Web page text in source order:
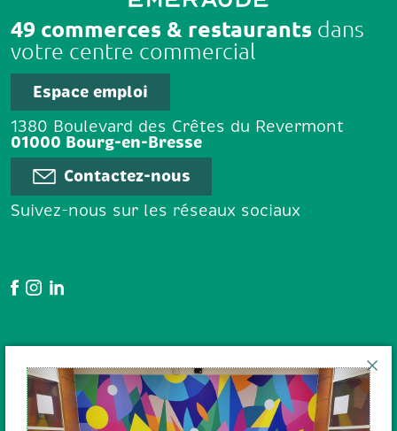
49 commerces & restaurants dans
votre centre commercial
Espace emploi
1380 Boulevard des Crêtes du Revermont
01000 Bourg-en-Bresse
Contactez-nous
Suivez-nous sur les réseaux sociaux
Google Avis
En poursuivant votre navigation